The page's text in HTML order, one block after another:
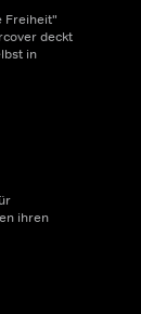
Freiheit"
deckt
in
ihren